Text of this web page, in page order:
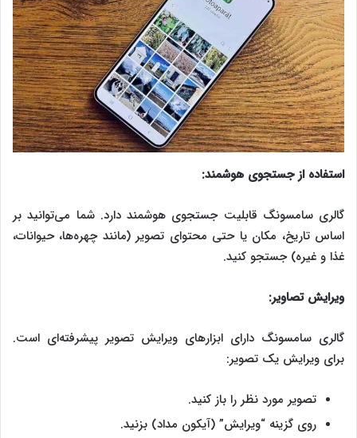
استفاده از جستجوی هوشمند:
گالری سامسونگ قابلیت جستجوی هوشمند دارد. شما می‌توانید بر
اساس تاریخ، مکان یا حتی محتوای تصویر (مانند چهره‌ها، حیوانات،
غذا و غیره) جستجو کنید.
ویرایش تصاویر:
گالری سامسونگ دارای ابزارهای ویرایش تصویر پیشرفته‌ای است.
برای ویرایش یک تصویر:
تصویر مورد نظر را باز کنید.
روی گزینه “ویرایش” (آیکون مداد) بزنید.